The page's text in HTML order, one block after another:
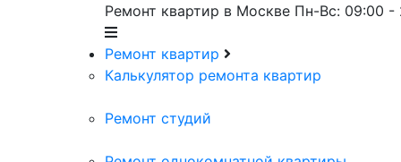
Ремонт квартир в Москве Пн-Вс: 09:00 -
Ремонт квартир
Калькулятор ремонта квартир
Ремонт студий